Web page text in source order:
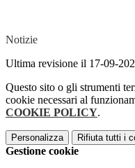
Notizie
Ultima revisione il 17-09-
Questo sito o gli strumenti
cookie necessari al
COOKIE POLICY.
Personalizza Rifiuta tutti i
Gestione cookie